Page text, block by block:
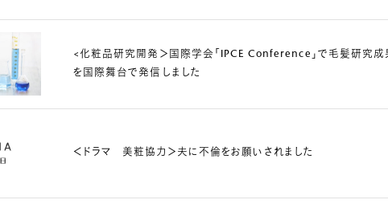
<化粧品研究開発＞国際学会「IPCE Conference」で毛髪研究
を国際舞台で発信しました
＜ドラマ 美粧協力＞夫に不倫をお願いされました